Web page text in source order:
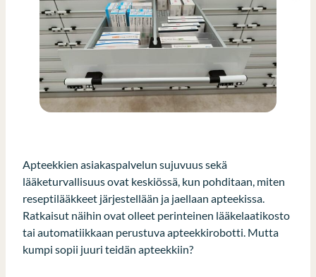
Apteekkien asiakaspalvelun sujuvuus sekä
lääketurvallisuus ovat keskiössä, kun pohditaan, miten
reseptilääkkeet järjestellään ja jaellaan apteekissa.
Ratkaisut näihin ovat olleet perinteinen lääkelaatikosto
tai automatiikkaan perustuva apteekkirobotti. Mutta
kumpi sopii juuri teidän apteekkiin?